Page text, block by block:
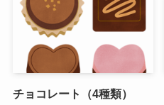
チョコレート（4種類）